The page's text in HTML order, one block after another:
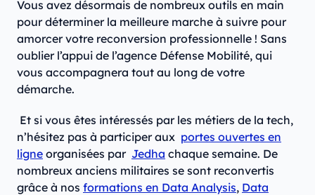
Vous avez désormais de nombreux outils en main
pour déterminer la meilleure marche à suivre pour
amorcer votre reconversion professionnelle ! Sans
oublier l’appui de l’agence Défense Mobilité, qui
vous accompagnera tout au long de votre
démarche.
Et si vous êtes intéressés par les métiers de la tech,
n’hésitez pas à participer aux portes ouvertes en
ligne organisées par Jedha chaque semaine. De
nombreux anciens militaires se sont reconvertis
grâce à nos formations en Data Analysis, Data